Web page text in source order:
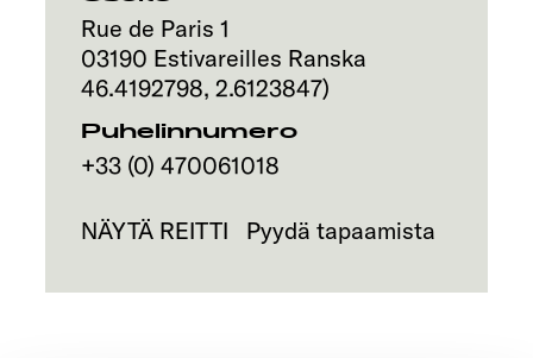
Rue de Paris 1
03190 Estivareilles Ranska
46.4192798, 2.6123847)
Puhelinnumero
+33 (0) 470061018
NÄYTÄ REITTI Pyydä tapaamista